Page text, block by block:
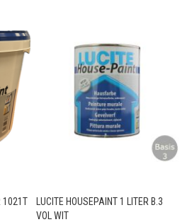
1021T
LUCITE HOUSEPAINT 1 LITER B.3
VOL WIT